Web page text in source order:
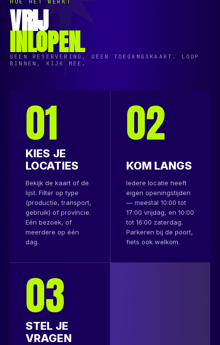
HOE HET WERKT
VRIJ
INLOPEN.
GEEN RESERVERING, GEEN TOEGANGSKAART. LOOP
BINNEN, KIJK MEE.
01
KIES JE
LOCATIES
Bekijk de kaart of de
lijst. Filter op type
(productie, transport,
gebruik) of provincie.
Eén bezoek, of
meerdere op één
dag.
02
KOM LANGS
Iedere locatie heeft
eigen openingstijden
— meestal 10:00 tot
17:00 vrijdag, en 10:00
tot 16:00 zaterdag.
Parkeren bij de poort,
fiets ook welkom.
03
STEL JE
VRAGEN